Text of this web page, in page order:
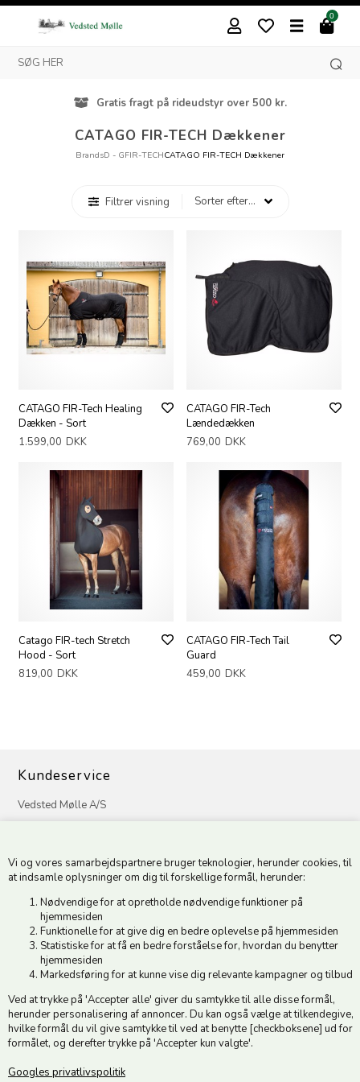
Vi og vores samarbejdspartnere bruger teknologier, herunder cookies, til
at indsamle oplysninger om dig til forskellige formål, herunder:
Nødvendige for at opretholde nødvendige funktioner på
hjemmesiden
Funktionelle for at give dig en bedre oplevelse på hjemmesiden
Statistiske for at få en bedre forståelse for, hvordan du benytter
hjemmesiden
Markedsføring for at kunne vise dig relevante kampagner og tilbud
Ved at trykke på 'Accepter alle' giver du samtykke til alle disse formål,
herunder personalisering af annoncer. Du kan også vælge at tilkendegive,
hvilke formål du vil give samtykke til ved at benytte [checkboksene] ud for
formålet, og derefter trykke på 'Accepter kun valgte'.
Googles privatlivspolitik
0
Gratis fragt på rideudstyr over 500 kr.
CATAGO FIR-TECH Dækkener
BrandsD - GFIR-TECHCATAGO FIR-TECH Dækkener
Filtrer visning
CATAGO FIR-Tech Healing
Dækken - Sort
1.599,00 DKK
CATAGO FIR-Tech
Lændedækken
769,00 DKK
Catago FIR-tech Stretch
Hood - Sort
819,00 DKK
CATAGO FIR-Tech Tail
Guard
459,00 DKK
Kundeservice
Vedsted Mølle A/S
CVR 49879415 Mailvedstedmoelle@post.tele.dk
Åbningstider: Man-Fre 9.00-17.00 | Middagslukket 12.00-12.30 |
Lørdag 9.00-12.00
Hold dig opdateret
Tilmeld dig vores nyhedsbrev og modtag gode tilbud :)